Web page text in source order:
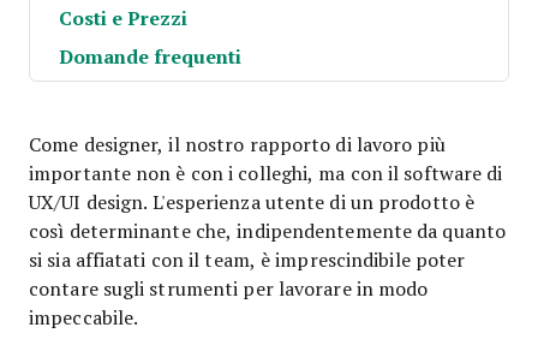
Costi e Prezzi
Domande frequenti
Come designer, il nostro rapporto di lavoro più
importante non è con i colleghi, ma con il software di
UX/UI design. L'esperienza utente di un prodotto è
così determinante che, indipendentemente da quanto
si sia affiatati con il team, è imprescindibile poter
contare sugli strumenti per lavorare in modo
impeccabile.